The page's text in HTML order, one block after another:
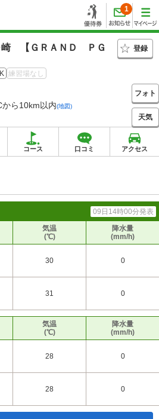
1
崎 【ＧＲＡＮＤ ＰＧ
登録
練習場なし
から10km以内(地図)
フォト
天気
コース 口コミ アクセス
09日14時00分発表
気温
(℃)
降水量
(mm/h)
30 0
31 0
気温
(℃)
降水量
(mm/h)
28 0
28 0